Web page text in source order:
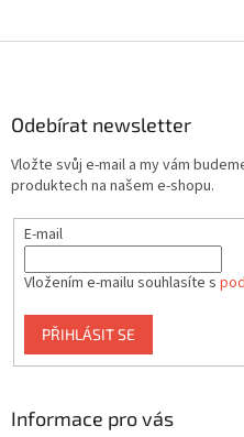
Odebírat newsletter
Vložte svůj e-mail a my vám
produktech na našem e-shopu.
E-mail
Vložením e-mailu souhlasíte s
PŘIHLÁSIT SE
Informace pro vás